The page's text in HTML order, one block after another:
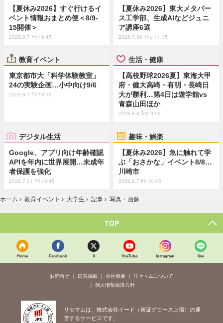
【夏休み2026】すぐ行けるイ
ベント情報おまとめ便＜8/9-
15開催＞
2026.8.7 Fri 19:45
【夏休み2026】東大メタバー
ス工学部、生成AIなどジュニ
ア講座6選
2026.7.30 Thu 11:15
教育イベント
東京都市大「科学体験教室」
24の実験企画…小中向け9/6
2026.8.7 Fri 18:15
生活・健康
【高校野球2026夏】東海大甲
府・健大高崎・有明・長崎日
大が勝利…第4日は遊学館vs
青森山田ほか
2026.8.8 Sat 9:52
デジタル生活
Google、アプリ向け年齢確認
APIを年内に世界展開…未成年
者保護を強化
2026.7.31 Fri 13:45
趣味・娯楽
【夏休み2026】魚に触れて学
ぶ「おさかな」イベント8/8…
川崎市
2026.8.7 Fri 10:45
ホーム › 教育イベント › 大学生 › 記事 › 写真・画像
TOP
Home Facebook X YouTube Instagram line
お問合せ 広告掲載 会社概要
リセマムについて
個人情報保護方針
リセマムは、株式会社イード（東証グロース上場）の運
営するサービスです。